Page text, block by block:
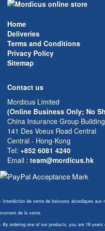
Home
Deliveries
Terms and Conditions
Privacy Policy
Sitemap
Contact us
Mordicus Limited
(Online Business Only; No
China Insurance Group
141 Des Voeux Road Central
Central - Hong-Kong
Tel: +852 6081 4240
Email : team@mordicus.hk
- Interdiction de vente de boissons alcooliques
moment de la vente.
- By ordering one of our products, you are 18